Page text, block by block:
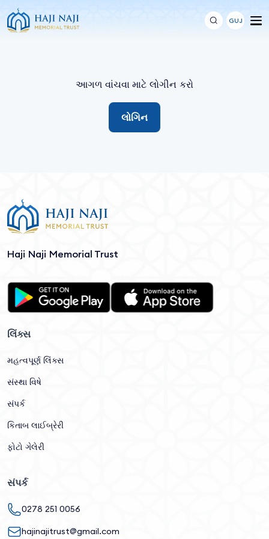
GUJ
આગળ વાંચવા માટે લોગીન કરો
લોગિન
Haji Naji Memorial Trust
લિંક્સ
મહત્વપૂર્ણ લિંક્સ
સંસ્થા વિષે
સંપર્ક
કિતાબ લાઈબ્રેરી
ફોટો ગેલેરી
સંપર્ક
0278 251 0056
hajinajitrust@gmail.com